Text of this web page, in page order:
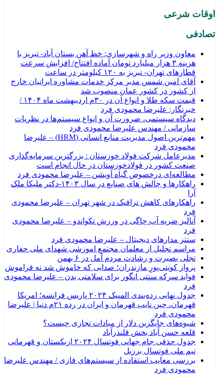
اوقات شرعی
تصادفی
معاون وزیر راه و شهرسازی: خط آهن بستان آباد- تبریز با
هزینه ۳ هزار میلیارد تومان آماده افتتاح/ افزایش سرعت
قطارهای تهران- تبریز به ۱۲۰ کیلومتر در ساعت
آقای امین شمس مدیر مرکز خدمات مشاوره ایرانیان خارج
از کشور در کشور عمان منصوب شد
قیمت سکه طلا و انواع آن در ۳۰م اردیبهشت ماه ۱۴۰۴ /
خبرنگار: علیرضا محمودی فرد
دیدگاه سیستمی، ضرورت آن و انواع سیستم‌ها در نظریات
سازمانی / مهندس علیرضا محمودی فرد
مهم‌ترین اصول مدیریت منابع انسانی (HRM) – علیرضا
محمودی فرد
مدیرعامل شرکت فولاد خوزستان : بزرگترین سرمایه‌گذاری
صنعت کشور در فولادخوزستان در حال انجام است
مطالعه‌ای درخصوص گیاه آویشن – علیرضا محمودی فرد
راهکارها و چالش های صنایع در سال ۱۴۰۳-دکتر ملیکا ملک
آرا
راهکارهای کاهش ترافیک در شهر تهران – علیرضا محمودی
فرد
آنالیز ضربه آپ چاگی در ورزش تکواندو – علیرضا محمودی
فرد
سنتز مدارهای دیجیتال – علیرضا محمودی فرد
مراسم تجلیل از معلمان مجتمع اموزشی شهدای ملی حفاری
تجلی بصیرت و رشادت مردم آمل‌ در ۶ بهمن
پرواز کویتی‌پورِ مازندران؛ صدایی که خاموش شد نه فراموش
فواید سرکه سنتی انگور برای سلامتی بدن – علیرضا محمودی
فرد
جدول نهایی رده‌بندی المپیک ۲۰۲۴ پاریس فرانسه؛ امریکا
قهرمان، چین نایب قهرمان و ایران در رده ۲۱م دنیا | علیرضا
محمودی فرد
شیوه‌های جایگزین دلار از مبادات تجاری چیست؟
قلعه حسن آباد بخش قلندرآباد
جدول حذفی جام جهانی فوتسال ۲۰۲۴ ازبکستان و قهرمانی
تیم ملی فوتسال برزیل
بررسی معایب استفاده از سیستم‌های فازی / مهندس علیرضا
محمودی فرد